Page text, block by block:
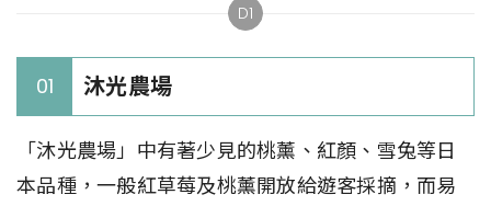
D1
01 沐光農場
「沐光農場」中有著少見的桃薰、紅顏、雪兔等日
本品種，一般紅草莓及桃薰開放給遊客採摘，而易